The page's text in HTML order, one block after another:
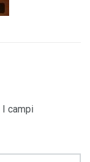
I campi